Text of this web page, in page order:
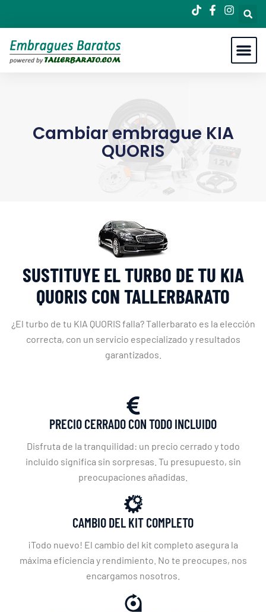
Cambiar embrague KIA
QUORIS
SUSTITUYE EL TURBO DE TU KIA
QUORIS CON TALLERBARATO
¿El turbo de tu KIA QUORIS falla? Tallerbarato es la elección
correcta, con un servicio especializado y resultados
garantizados.
PRECIO CERRADO CON TODO INCLUIDO
Disfruta de la tranquilidad: un precio cerrado y todo
incluido significa sin sorpresas. Tu presupuesto, sin
preocupaciones añadidas.
CAMBIO DEL KIT COMPLETO
¡Todo nuevo! El cambio del kit completo asegura la
máxima eficiencia y rendimiento. No te preocupes, nos
encargamos nosotros.